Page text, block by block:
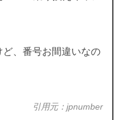
、番号お間違いなの
引用元：jpnumber